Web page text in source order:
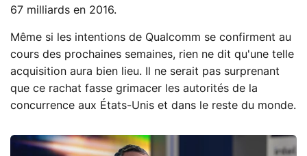
67 milliards en 2016.
Même si les intentions de Qualcomm se confirment au
cours des prochaines semaines, rien ne dit qu'une telle
acquisition aura bien lieu. Il ne serait pas surprenant
que ce rachat fasse grimacer les autorités de la
concurrence aux États-Unis et dans le reste du monde.